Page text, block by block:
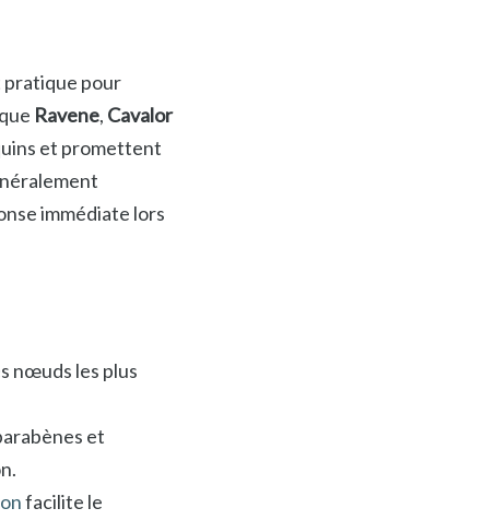
pratique pour
Ravene, Cavalor
et promettent
immédiate lors
nœuds les plus
et
facilite le